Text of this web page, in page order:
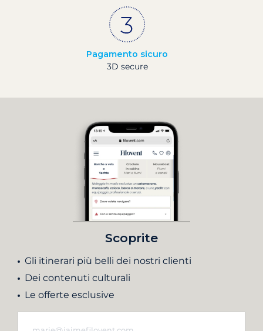
Pagamento sicuro
3D secure
Scoprite
Gli itinerari più belli dei nostri clienti
Dei contenuti culturali
Le offerte esclusive